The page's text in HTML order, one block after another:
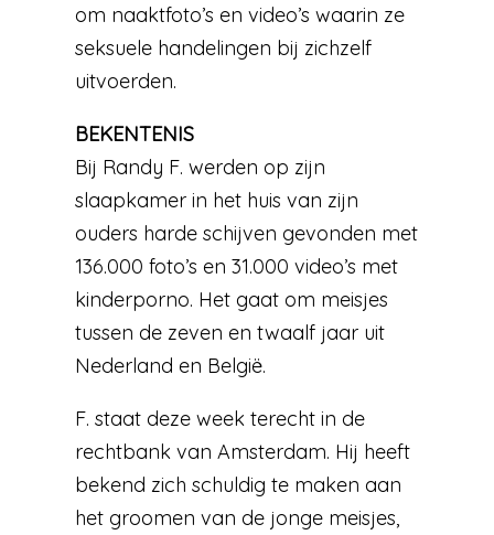
om naaktfoto’s en video’s waarin ze
seksuele handelingen bij zichzelf
uitvoerden.
BEKENTENIS
Bij Randy F. werden op zijn
slaapkamer in het huis van zijn
ouders harde schijven gevonden met
136.000 foto’s en 31.000 video’s met
kinderporno. Het gaat om meisjes
tussen de zeven en twaalf jaar uit
Nederland en België.
F. staat deze week terecht in de
rechtbank van Amsterdam. Hij heeft
bekend zich schuldig te maken aan
het groomen van de jonge meisjes,